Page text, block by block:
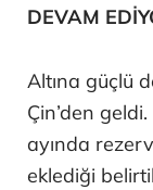
DEVAM
Altına güçlü
Çin’den
ayında
eklediği